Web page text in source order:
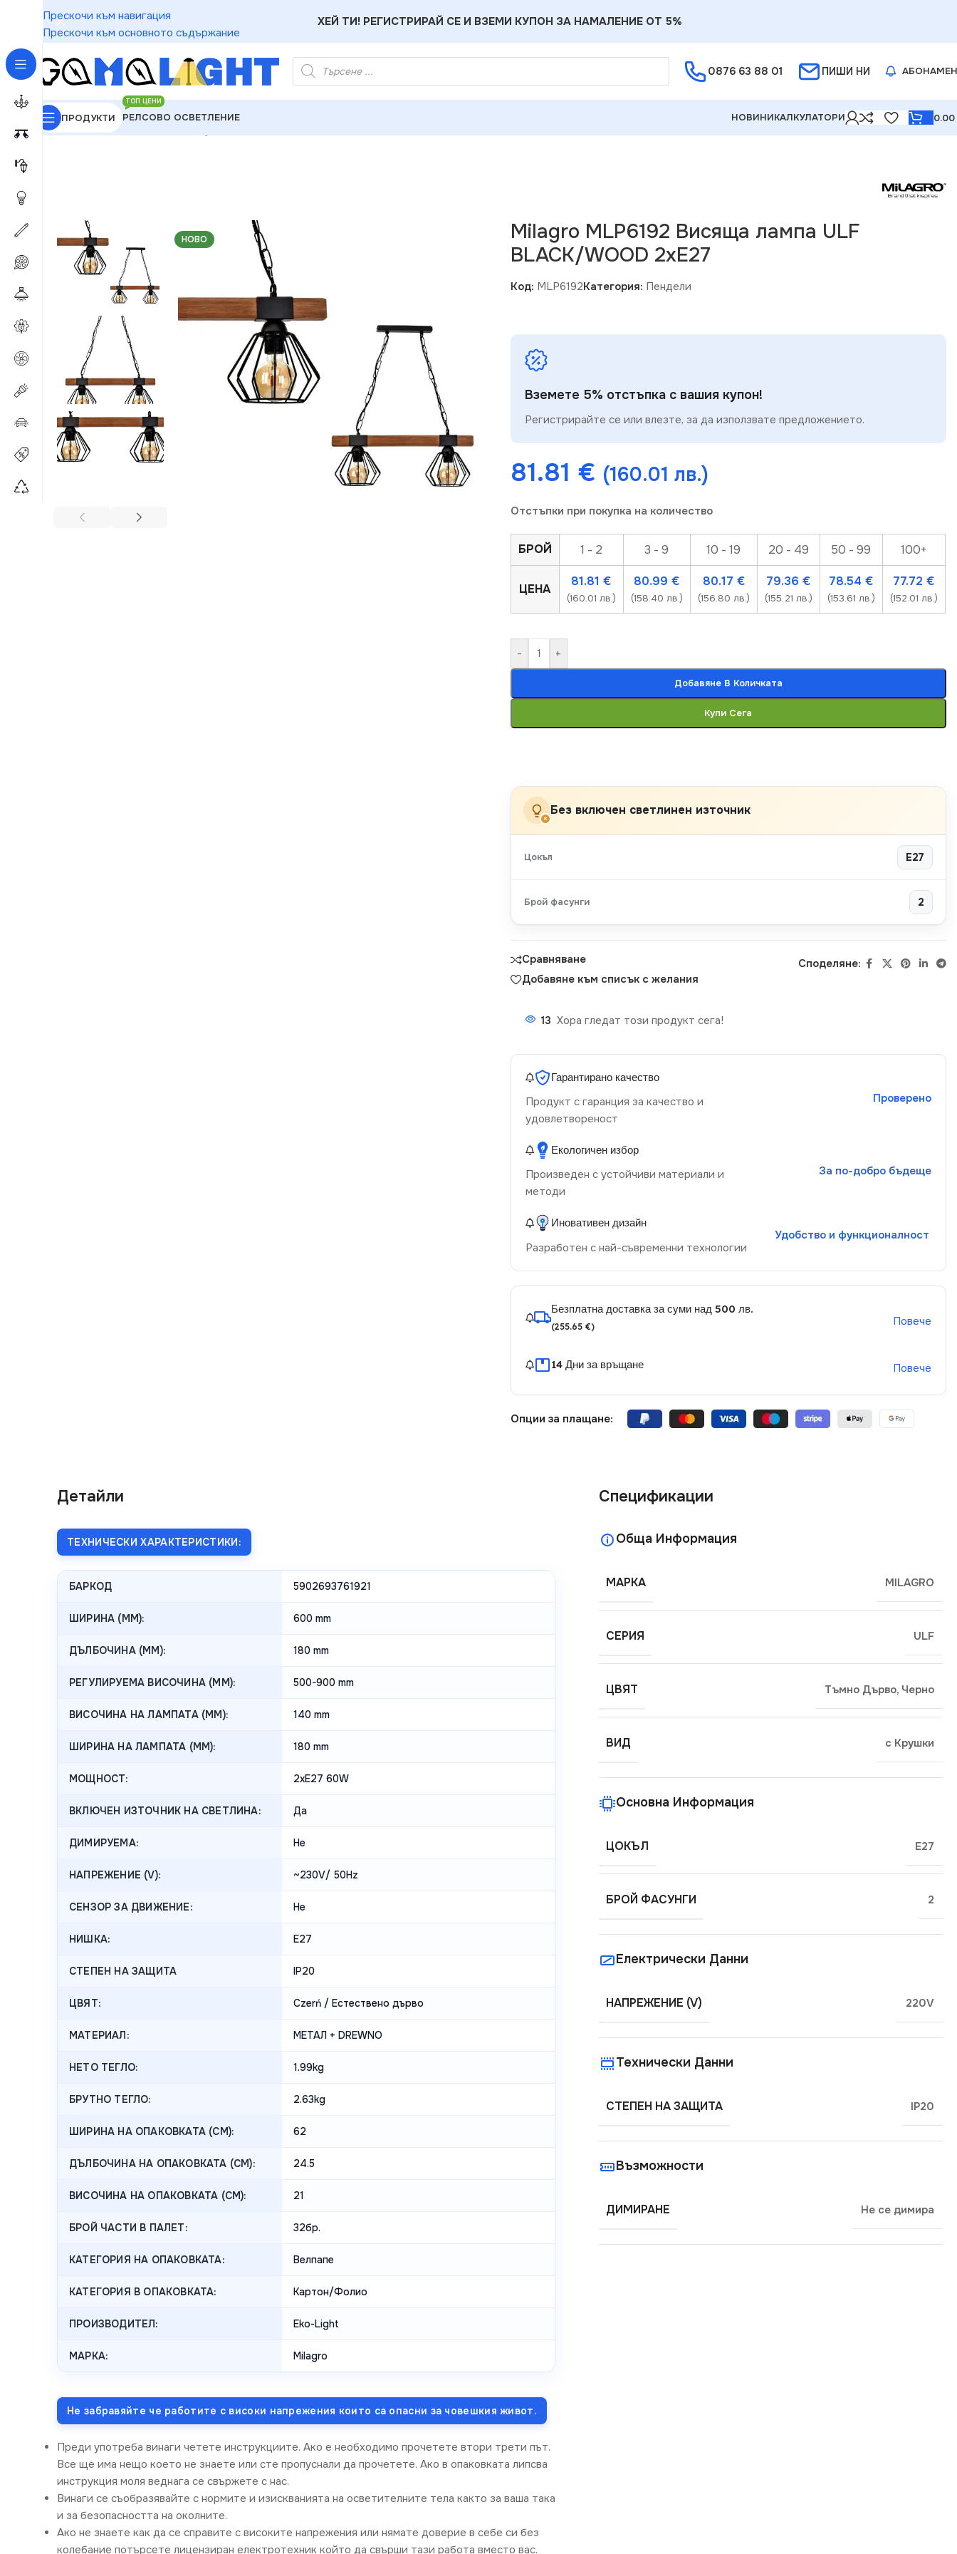
Прескочи към навигация
Прескочи към основното съдържание
ХЕЙ ТИ! РЕГИСТРИРАЙ СЕ И ВЗЕМИ КУПОН ЗА НАМАЛЕНИЕ ОТ 5%
0876 63 88 01 ПИШИ НИ
ПРОДУКТИ РЕЛСОВО ОСВЕТЛЕНИЕ
ТОП ЦЕНИ
НОВИНИКАЛКУЛАТОРИ 0.00
GAMALIGHT»
НОВО
Milagro MLP6192 Висяща лампа ULF
BLACK/WOOD 2xE27
Код: MLP6192Категория: Пендели
Вземете 5% отстъпка с вашия купон!
Регистрирайте се или влезте, за да използвате предложението.
81.81 € (160.01 лв.)
Отстъпки при покупка на количество
БРОЙ 1 - 2 3 - 9 10 - 19 20 - 49 50 - 99 100+
ЦЕНА
81.81€
(160.01 лв.)
80.99€
(158.40 лв.)
80.17 €
(156.80 лв.)
79.36€
(155.21 лв.)
78.54€
(153.61 лв.)
77.72€
(152.01 лв.)
- +
Добавяне В Количката
Купи Сега
×
Без включен светлинен източник
Цокъл E27
Брой фасунги 2
Сравняване
Добавяне към списък с желания
Споделяне:
13 Хора гледат този продукт сега!
Гарантирано качество
Продукт с гаранция за качество и
удовлетвореност
Проверено
Екологичен избор
Произведен с устойчиви материали и
методи
За по-добро бъдеще
Иновативен дизайн
Разработен с най-съвременни технологии
Удобство и функционалност
Безплатна доставка за суми над 500 лв.
(255.65 €) Повече
14 Дни за връщане Повече
Опции за плащане:
Детайли
ТЕХНИЧЕСКИ ХАРАКТЕРИСТИКИ:
БАРКОД 5902693761921
ШИРИНА (MM): 600 mm
ДЪЛБОЧИНА (MM): 180 mm
РЕГУЛИРУЕМА ВИСОЧИНА (MM): 500-900 mm
ВИСОЧИНА НА ЛАМПАТА (MM): 140 mm
ШИРИНА НА ЛАМПАТА (MM): 180 mm
МОЩНОСТ: 2xE27 60W
ВКЛЮЧЕН ИЗТОЧНИК НА СВЕТЛИНА: Да
ДИМИРУЕМА: Не
НАПРЕЖЕНИЕ (V): ~230V/ 50Hz
СЕНЗОР ЗА ДВИЖЕНИЕ: Не
НИШКА: E27
СТЕПЕН НА ЗАЩИТА IP20
ЦВЯТ: Czerń / Естествено дърво
МАТЕРИАЛ: МЕТАЛ + DREWNO
НЕТО ТЕГЛО: 1.99kg
БРУТНО ТЕГЛО: 2.63kg
ШИРИНА НА ОПАКОВКАТА (CM): 62
ДЪЛБОЧИНА НА ОПАКОВКАТА (CM): 24.5
ВИСОЧИНА НА ОПАКОВКАТА (СМ): 21
БРОЙ ЧАСТИ В ПАЛЕТ: 32бр.
КАТЕГОРИЯ НА ОПАКОВКАТА: Велпапе
КАТЕГОРИЯ В ОПАКОВКАТА: Картон/Фолио
ПРОИЗВОДИТЕЛ: Eko-Light
МАРКА: Milagro
Не забравяйте че работите с високи напрежения които са опасни за човешкия живот.
Преди употреба винаги четете инструкциите. Ако е необходимо прочетете втори трети път.
Все ще има нещо което не знаете или сте пропуснали да прочетете. Ако в опаковката липсва
инструкция моля веднага се свържете с нас.
Винаги се съобразявайте с нормите и изискванията на осветителните тела както за ваша така
и за безопасността на околните.
Ако не знаете как да се справите с високите напрежения или нямате доверие в себе си без
колебание потърсете лицензиран електротехник който да свърши тази работа вместо вас.
Спецификации
Обща Информация
МАРКА MILAGRO
СЕРИЯ ULF
ЦВЯТ Тъмно Дърво, Черно
ВИД с Крушки
Основна Информация
ЦОКЪЛ E27
БРОЙ ФАСУНГИ 2
Електрически Данни
НАПРЕЖЕНИЕ (V) 220V
Технически Данни
СТЕПЕН НА ЗАЩИТА IP20
Възможности
ДИМИРАНЕ Не се димира